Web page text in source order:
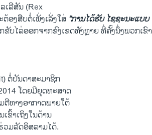
ເລີ​ສັນ (Rex
ອງສືບຕໍ່ເພັ່ງເລັ່ງໃສ່ “ການໄດ້ຮັບ ໄຊຊະນະແບບ
ບໄລ່ອອກຈາກຂົງເຂດທັງຫຼາຍ ທີ່ຄັ້ງນຶ່ງພວກເຂົາ
ຕໍ່ບັນດາສະມາຊິກ
ໂດຍມີຍຸດທະສາດ
ທາງອາກາດພາຍໃຕ້
ຂົ້າເຖິງໃນດ້ານ
ວມລັດອິສລາມໄດ້.